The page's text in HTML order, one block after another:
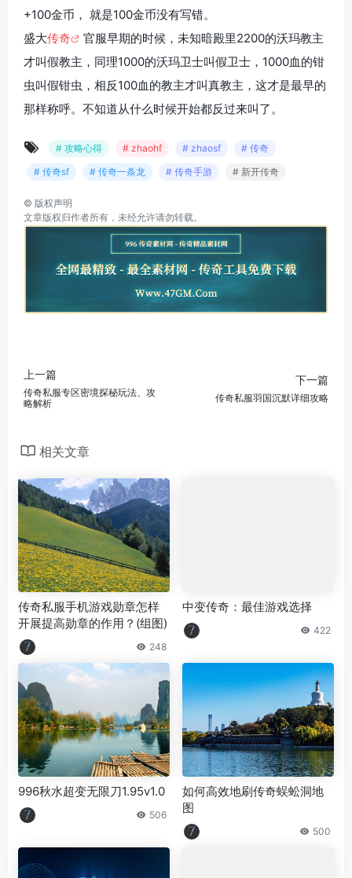
+100金币， 就是100金币没有写错。
盛大传奇
官服早期的时候，未知暗殿里2200的沃玛教主
才叫假教主，同理1000的沃玛卫士叫假卫士，1000血的钳
虫叫假钳虫，相反100血的教主才叫真教主，这才是最早的
那样称呼。不知道从什么时候开始都反过来叫了。
# 攻略心得 # zhaohf # zhaosf
# 传奇
# 传奇sf
# 传奇一条龙 # 传奇手游 # 新开传奇
© 版权声明
文章版权归作者所有，未经允许请勿转载。
上一篇
传奇私服专区密境探秘玩法、攻
略解析
下一篇
传奇私服羽国沉默详细攻略
相关文章
传奇私服手机游戏勋章怎样
开展提高勋章的作用？(组图)
248
中变传奇：最佳游戏选择
422
996秋水超变无限刀1.95v1.0
506
如何高效地刷传奇蜈蚣洞地
图
500